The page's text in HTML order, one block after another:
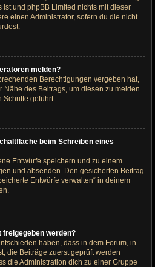
und phpBB Limited nichts mit dieser
einen Administrator, sofern du die nicht
melden?
Berechtigungen vergeben hat,
Nähe des Beitrags, um diesen zu melden.
Schritte geführt.
beim Schreiben eines
Entwürfe speichern und zu einem
und absenden. Den gesicherten Beitrag
Entwürfe verwalten“ in deinem
werden?
haben, dass in dem Forum, in
die Beiträge zuerst geprüft werden
die Administration dich zu einer Gruppe